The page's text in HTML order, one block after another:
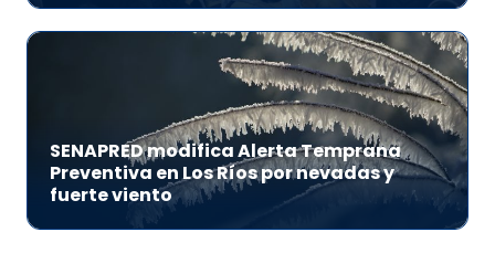
SENAPRED modifica Alerta Temprana
Preventiva en Los Ríos por nevadas y
fuerte viento